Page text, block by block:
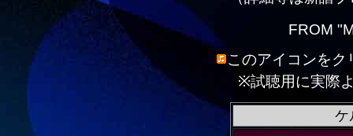
FROM
このアイコンを
※試聴用に実際
ケ